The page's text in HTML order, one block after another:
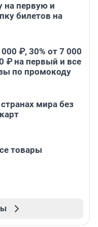
на первую и
билетов на
₽, 30% от 7 000
₽ на первый и все
по промокоду
мира без
товары